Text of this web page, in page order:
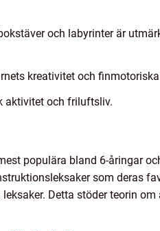
och labyrinter är
kreativitet och
aktivitet och friluftsliv.
populära bland 6-åringar
som deras
Detta stöder teorin om